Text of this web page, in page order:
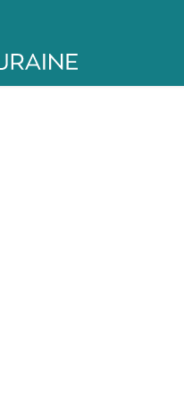
Touraine